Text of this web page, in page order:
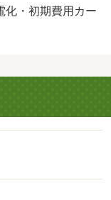
交換費用 16500
化・初期費用カー